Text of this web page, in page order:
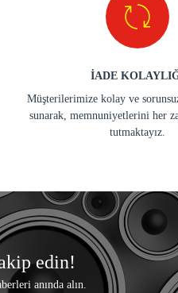
İADE
Müşterilerimize kolay ve
sunarak, memnuniyetlerini her
tutmaktayız.
edin!
anında alın.